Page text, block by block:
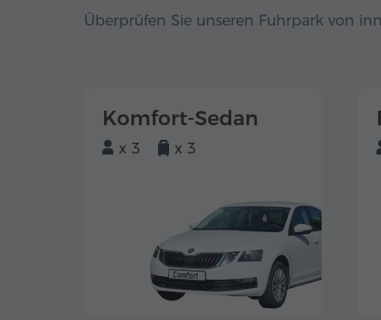
Überprüfen Sie unseren Fuhrpark von
Komfort-Sedan
x 3 x 3